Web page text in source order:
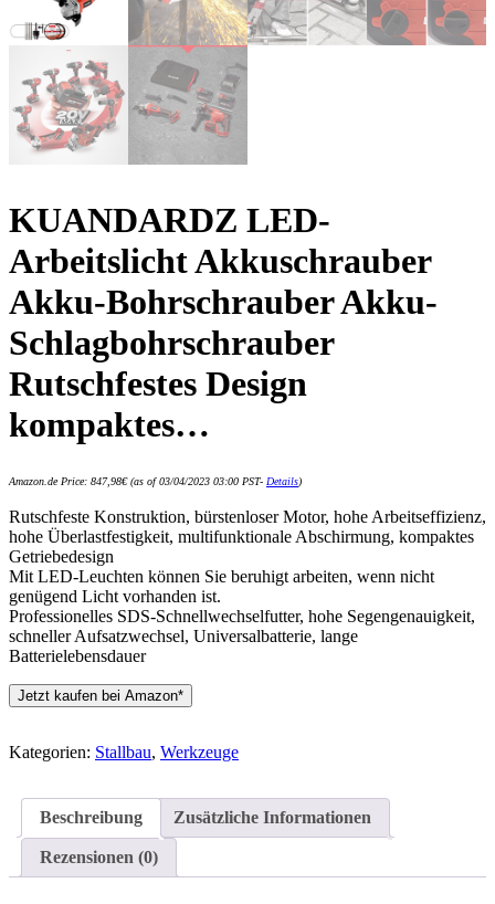
KUANDARDZ LED-
Arbeitslicht Akkuschrauber
Akku-Bohrschrauber Akku-
Schlagbohrschrauber
Rutschfestes Design
kompaktes…
Amazon.de Price: 847,98€(as of 03/04/2023 03:00 PST- Details)
Rutschfeste Konstruktion, bürstenloser Motor, hohe Arbeitseffizienz,
hohe Überlastfestigkeit, multifunktionale Abschirmung, kompaktes
Getriebedesign
Mit LED-Leuchten können Sie beruhigt arbeiten, wenn nicht
genügend Licht vorhanden ist.
Professionelles SDS-Schnellwechselfutter, hohe Segengenauigkeit,
schneller Aufsatzwechsel, Universalbatterie, lange
Batterielebensdauer
Jetzt kaufen bei Amazon*
Kategorien: Stallbau, Werkzeuge
Beschreibung Zusätzliche Informationen
Rezensionen (0)